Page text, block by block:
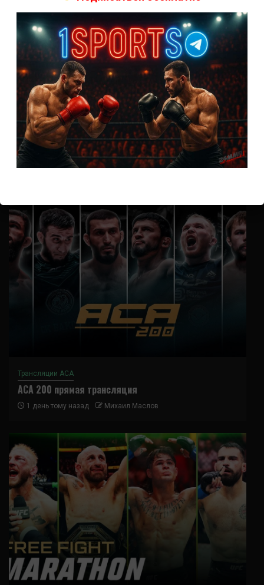
А как смотреть с ноутбука?
Анонимно кРасписание боев UFC
Кусок говна ты, существом даже нельзя ,такое как ты назвать!
АнонимнокКонор МакГрегор
УЧ
АнонимнокРэнди Браун — Николас Далби
не запускается ни один бой, реклама есть, а когда
заканчивается начинается загрузка видео длиною в жизнь.
Исправьте пожалуйста
Трансляции ACA
ACA 200 прямая трансляция
1 день тому назад Михаил Маслов